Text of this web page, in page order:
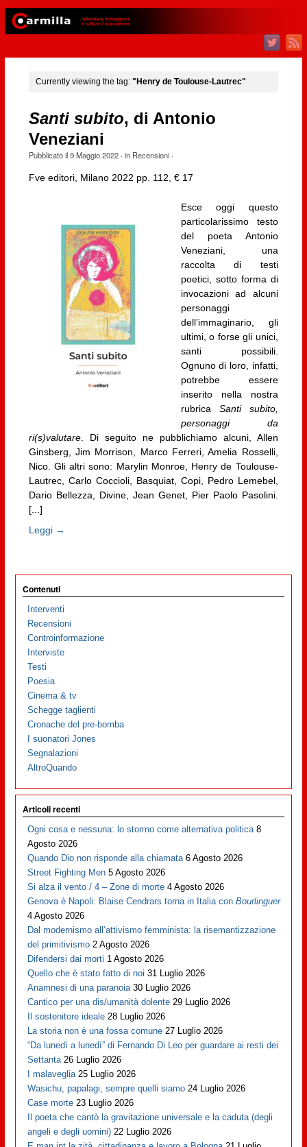
Currently viewing the tag: "Henry de Toulouse-Lautrec"
Santi subito, di Antonio
Veneziani
Pubblicato il9 Maggio 2022· in Recensioni·
Fve editori, Milano 2022 pp. 112, € 17
Esce oggi questo
particolarissimo testo
del poeta Antonio
Veneziani, una
raccolta di testi
poetici, sotto forma di
invocazioni ad alcuni
personaggi
dell’immaginario, gli
ultimi, o forse gli unici,
santi possibili.
Ognuno di loro, infatti,
potrebbe essere
inserito nella nostra
rubrica Santi subito,
personaggi da
ri(s)valutare. Di seguito ne pubblichiamo alcuni, Allen
Ginsberg, Jim Morrison, Marco Ferreri, Amelia Rosselli,
Nico. Gli altri sono: Marylin Monroe, Henry de Toulouse-
Lautrec, Carlo Coccioli, Basquiat, Copi, Pedro Lemebel,
Dario Bellezza, Divine, Jean Genet, Pier Paolo Pasolini.
[...]
Leggi →
Contenuti
Interventi
Recensioni
Controinformazione
Interviste
Testi
Poesia
Cinema & tv
Schegge taglienti
Cronache del pre-bomba
I suonatori Jones
Segnalazioni
AltroQuando
Articoli recenti
Ogni cosa e nessuna: lo stormo come alternativa politica 8
Agosto 2026
Quando Dio non risponde alla chiamata 6 Agosto 2026
Street Fighting Men 5 Agosto 2026
Si alza il vento / 4 – Zone di morte 4 Agosto 2026
Genova è Napoli: Blaise Cendrars torna in Italia conBourlinguer
4 Agosto 2026
Dal modernismo all’attivismo femminista: la risemantizzazione
del primitivismo 2 Agosto 2026
Difendersi dai morti 1 Agosto 2026
Quello che è stato fatto di noi 31 Luglio 2026
Anamnesi di una paranoia 30 Luglio 2026
Cantico per una dis/umanità dolente 29 Luglio 2026
Il sostenitore ideale 28 Luglio 2026
La storia non è una fossa comune 27 Luglio 2026
“Da lunedì a lunedì” di Fernando Di Leo per guardare ai resti dei
Settanta 26 Luglio 2026
I malaveglia 25 Luglio 2026
Wasichu, papalagi, sempre quelli siamo 24 Luglio 2026
Case morte 23 Luglio 2026
Il poeta che cantò la gravitazione universale e la caduta (degli
angeli e degli uomini) 22 Luglio 2026